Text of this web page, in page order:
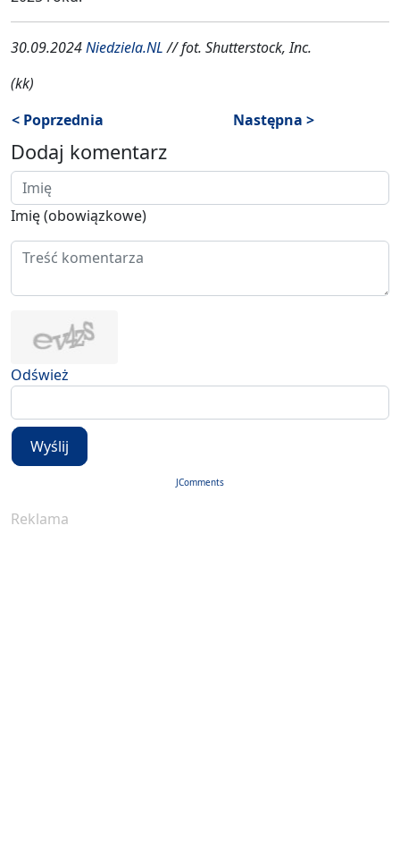
30.09.2024Niedziela.NL// fot. Shutterstock, Inc.
(kk)
< Poprzednia
Następna >
Dodaj komentarz
Imię (obowiązkowe)
Odśwież
Wyślij
JComments
Reklama